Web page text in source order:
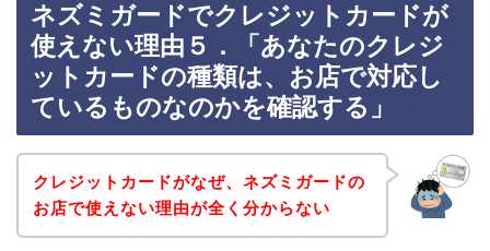
ネズミガードでクレジットカードが
使えない理由５．「あなたのクレジ
ットカードの種類は、お店で対応し
ているものなのかを確認する」
クレジットカードがなぜ、ネズミガードの
お店で使えない理由が全く分からない